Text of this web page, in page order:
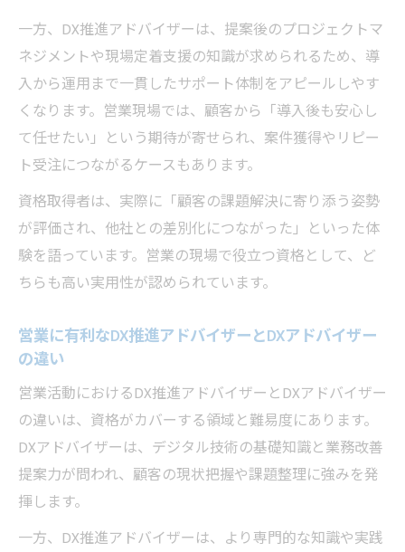
一方、DX推進アドバイザーは、提案後のプロジェクトマ
ネジメントや現場定着支援の知識が求められるため、導
入から運用まで一貫したサポート体制をアピールしやす
くなります。営業現場では、顧客から「導入後も安心し
て任せたい」という期待が寄せられ、案件獲得やリピー
ト受注につながるケースもあります。
資格取得者は、実際に「顧客の課題解決に寄り添う姿勢
が評価され、他社との差別化につながった」といった体
験を語っています。営業の現場で役立つ資格として、ど
ちらも高い実用性が認められています。
営業に有利なDX推進アドバイザーとDXアドバイザー
の違い
営業活動におけるDX推進アドバイザーとDXアドバイザー
の違いは、資格がカバーする領域と難易度にあります。
DXアドバイザーは、デジタル技術の基礎知識と業務改善
提案力が問われ、顧客の現状把握や課題整理に強みを発
揮します。
一方、DX推進アドバイザーは、より専門的な知識や実践